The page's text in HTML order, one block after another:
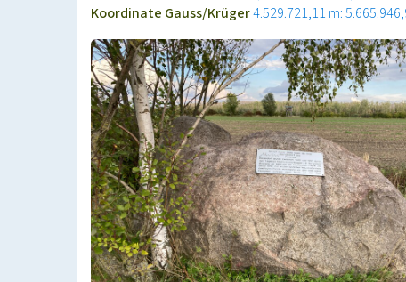
Koordinate Gauss/Krüger4.529.721,11 m: